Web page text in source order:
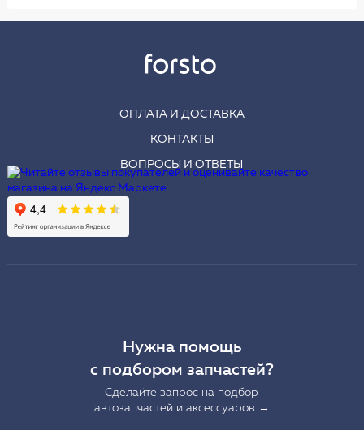
ОПЛАТА И ДОСТАВКА
КОНТАКТЫ
ВОПРОСЫ И ОТВЕТЫ
Нужна помощь
с подбором запчастей?
Сделайте запрос на подбор
автозапчастей и аксессуаров →